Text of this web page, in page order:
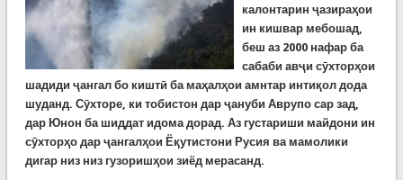
калонтарин ҷазираҳои
ин кишвар мебошад,
беш аз 2000 нафар ба
сабаби авҷи сӯхторҳои
шадиди ҷангал бо киштӣ ба маҳалҳои амнтар интиқол дода
шуданд. Сӯхторе, ки тобистон дар ҷануби Аврупо сар зад,
дар Юнон ба шиддат идома дорад. Аз густариши майдони ин
сӯхторҳо дар ҷангалҳои Ёқутистони Русия ва мамолики
дигар низ низ гузоришҳои зиёд мерасанд.